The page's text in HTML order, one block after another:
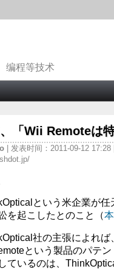
编程等技术
「Wii Remoteは
| 发表时间：2011-09-12
という米企業が
を起こしたとのこと（
社の主張によれ
という製品のパテ
ているのは、